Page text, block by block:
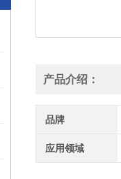
产品介绍：
品牌
应用领域